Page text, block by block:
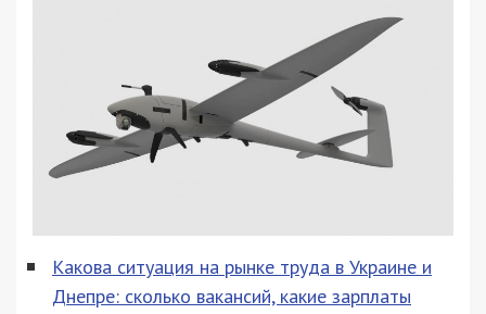
Какова ситуация на рынке труда в Украине и
Днепре: сколько вакансий, какие зарплаты